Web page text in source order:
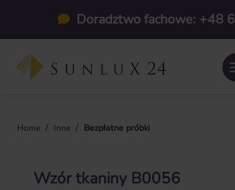
Przejdź do głównej zawartościDoradztwo fachowe: +48
Home / Inne / Bezpłatne próbki
Wzór tkaniny B0056